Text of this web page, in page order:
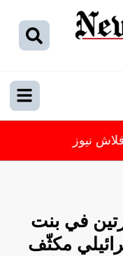
نيوز
في بنت
مكثّف